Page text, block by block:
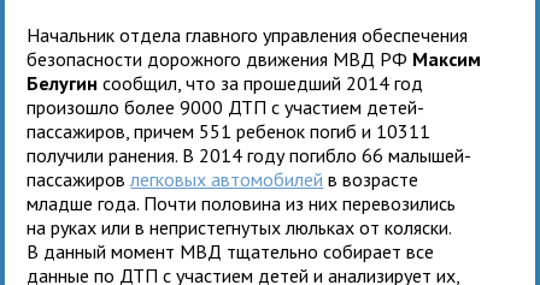
Начальник отдела главного управления обеспечения
безопасности дорожного движения МВД РФ Максим
Белугин сообщил, что за прошедший 2014 год
произошло более 9000 ДТП с участием детей-
пассажиров, причем 551 ребенок погиб и 10311
получили ранения. В 2014 году погибло 66 малышей-
пассажировлегковых автомобилей в возрасте
младше года. Почти половина из них перевозились
на руках или в непристегнутых люльках от коляски.
В данный момент МВД тщательно собирает все
данные по ДТП с участием детей и анализирует их,